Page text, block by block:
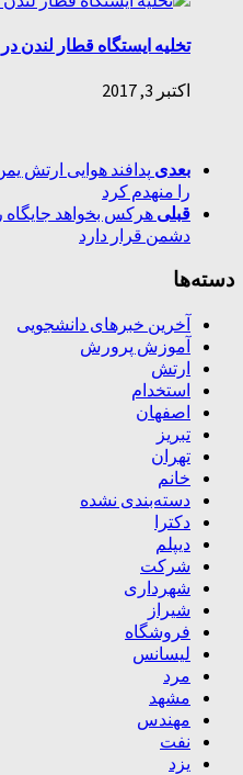
تخلیه ایستگاه قطار
اکتبر 3, 2017
بعدی
را منهدم کرد
قبلی هرکس بخواهد جایگاه
دشمن قرار دارد
دسته‌ها
آخرین خبرهای دانشجویی
آموزش پرورش
ارتش
استخدام
اصفهان
تبریز
تهران
خانم
دسته‌بندی نشده
دکترا
دیپلم
شرکت
شهرداری
شیراز
فروشگاه
لیسانس
مرد
مشهد
مهندس
نفت
یزد